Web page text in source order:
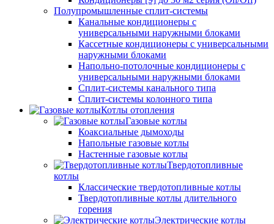
Полупромышленные сплит-системы
Канальные кондиционеры с
универсальными наружными блоками
Кассетные кондиционеры с универсальными
наружными блоками
Напольно-потолочные кондиционеры с
универсальными наружными блоками
Сплит-системы канального типа
Сплит-системы колонного типа
Котлы отопления
Газовые котлы
Коаксиальные дымоходы
Напольные газовые котлы
Настенные газовые котлы
Твердотопливные
котлы
Классические твердотопливные котлы
Твердотопливные котлы длительного
горения
Электрические котлы